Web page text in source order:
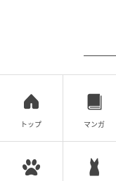
トップ マンガ